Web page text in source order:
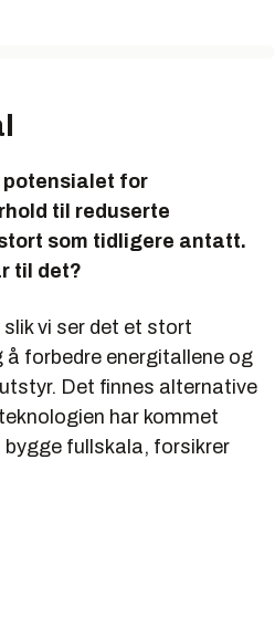
for
til reduserte
som tidligere antatt.
til det?
vi ser det et stort
forbedre energitallene og
Det finnes alternative
har kommet
bygge fullskala, forsikrer